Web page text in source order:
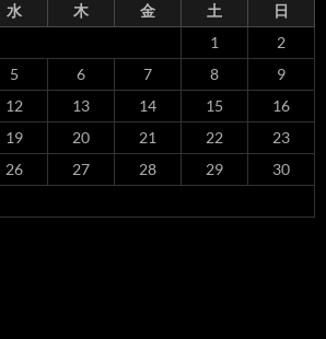
水 木 金 土
日
1
2
5 6 7 8
9
12 13 14 15
16
19 20 21 22
23
26 27 28 29
30